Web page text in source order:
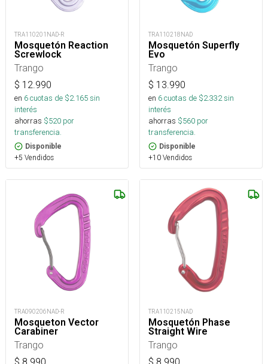
TRA110201NAD-R
Mosquetón Reaction
Screwlock
Trango
$ 12.990
en 6cuotas de $2.165sin
interés
ahorras $520 por
transferencia.
Disponible
+5 Vendidos
TRA110218NAD
Mosquetón Superfly
Evo
Trango
$ 13.990
en 6cuotas de $2.332sin
interés
ahorras $560 por
transferencia.
Disponible
+10 Vendidos
TRA090206NAD-R
Mosqueton Vector
Carabiner
Trango
TRA110215NAD
Mosquetón Phase
Straight Wire
Trango